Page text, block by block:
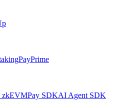
PayPrime
zkEVMPay SDKAI Agent SDK